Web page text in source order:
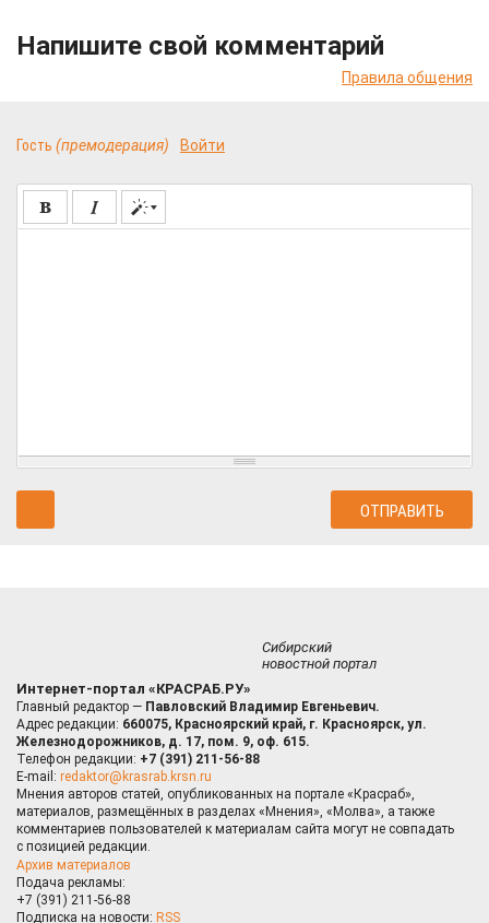
Напишите свой комментарий
Правила общения
Гость (премодерация) Войти
Сибирский
новостной портал
Интернет-портал «КРАСРАБ.РУ»
Главный редактор — Павловский Владимир Евгеньевич.
Адрес редакции: 660075, Красноярский край, г. Красноярск, ул.
Железнодорожников, д. 17, пом. 9, оф. 615.
Телефон редакции: +7 (391) 211-56-88
E-mail: redaktor@krasrab.krsn.ru
Мнения авторов статей, опубликованных на портале «Красраб»,
материалов, размещённых в разделах «Мнения», «Молва», а также
комментариев пользователей к материалам сайта могут не совпадать
с позицией редакции.
Архив материалов
Подача рекламы:
+7 (391) 211-56-88
Подписка на новости: RSS